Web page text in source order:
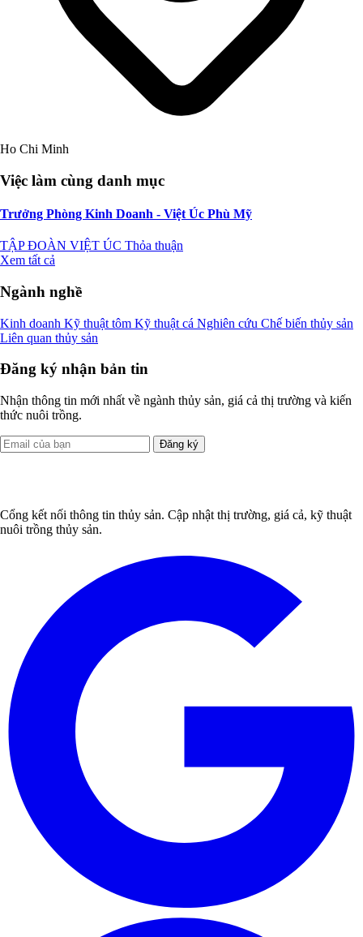
Ho Chi Minh
Việc làm cùng danh mục
Trưởng Phòng Kinh Doanh - Việt Úc Phù Mỹ
TẬP ĐOÀN VIỆT ÚC Thỏa thuận
Xem tất cả
Ngành nghề
Kinh doanh Kỹ thuật tôm Kỹ thuật cá Nghiên cứu Chế biến thủy sản
Liên quan thủy sản
Đăng ký nhận bản tin
Nhận thông tin mới nhất về ngành thủy sản, giá cả thị trường và kiến
thức nuôi trồng.
Đăng ký
Cổng kết nối thông tin thủy sản. Cập nhật thị trường, giá cả, kỹ thuật
nuôi trồng thủy sản.